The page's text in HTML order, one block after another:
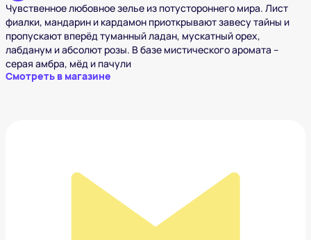
Чувственное любовное зелье из потустороннего мира. Лист
фиалки, мандарин и кардамон приоткрывают завесу тайны и
пропускают вперёд туманный ладан, мускатный орех,
лабданум и абсолют розы. В базе мистического аромата –
серая амбра, мёд и пачули
Смотреть в магазине